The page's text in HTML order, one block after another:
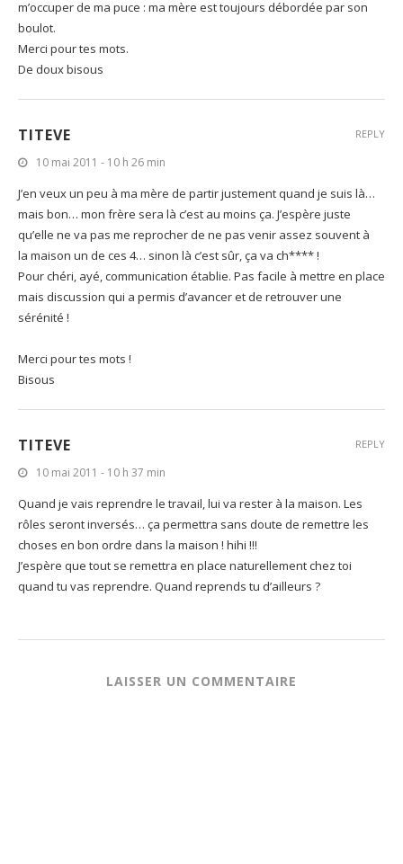
m’occuper de ma puce : ma mère est toujours débordée par son
boulot.
Merci pour tes mots.
De doux bisous
TITEVE
10 mai 2011 - 10 h 26 min
J’en veux un peu à ma mère de partir justement quand je suis là…
mais bon… mon frère sera là c’est au moins ça. J’espère juste
qu’elle ne va pas me reprocher de ne pas venir assez souvent à
la maison un de ces 4… sinon là c’est sûr, ça va ch**** !
Pour chéri, ayé, communication établie. Pas facile à mettre en place
mais discussion qui a permis d’avancer et de retrouver une
sérénité !
Merci pour tes mots !
Bisous
REPLY
TITEVE
10 mai 2011 - 10 h 37 min
Quand je vais reprendre le travail, lui va rester à la maison. Les
rôles seront inversés… ça permettra sans doute de remettre les
choses en bon ordre dans la maison ! hihi !!!
J’espère que tout se remettra en place naturellement chez toi
quand tu vas reprendre. Quand reprends tu d’ailleurs ?
REPLY
LAISSER UN COMMENTAIRE